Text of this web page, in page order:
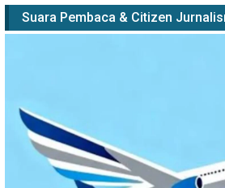
Suara Pembaca & Citizen